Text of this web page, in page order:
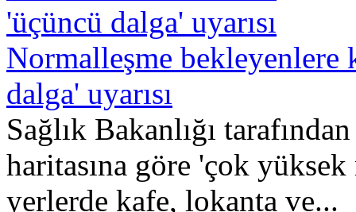
Normalleşme
dalga' uyarısı
Sağlık Bakanlığı
haritasına göre 'çok
yerlerde kafe, lokanta ve...